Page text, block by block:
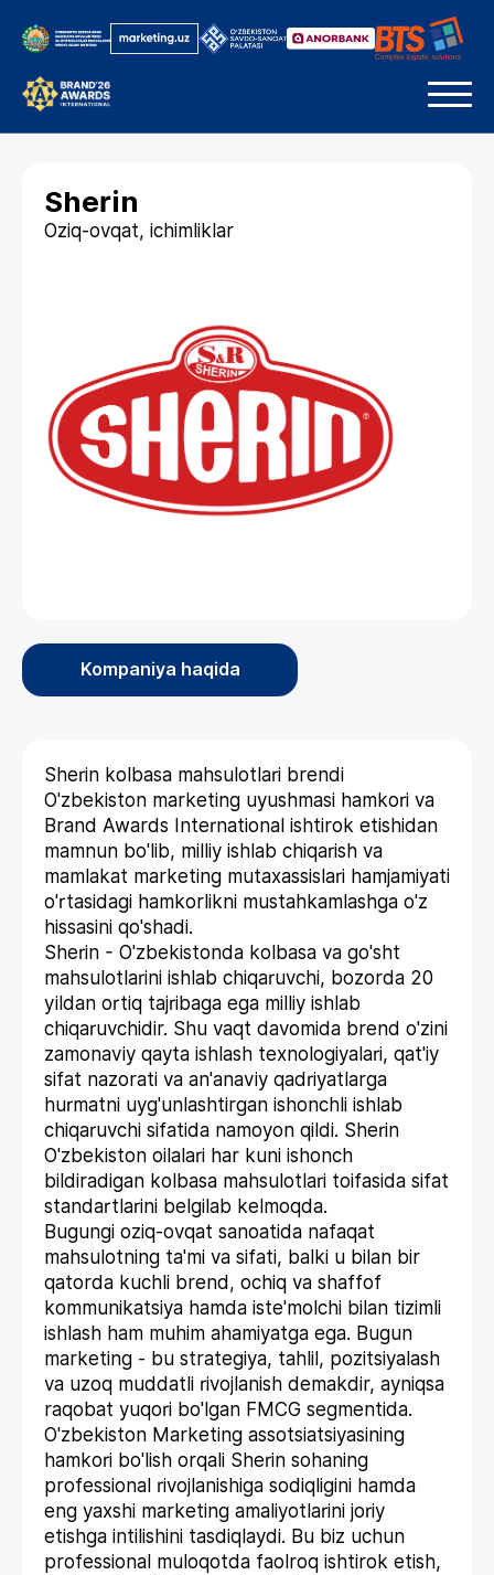
Sherin
Oziq-ovqat, ichimliklar
Kompaniya haqida
Sherin kolbasa mahsulotlari brendi
O'zbekiston marketing uyushmasi hamkori va
Brand Awards International ishtirok etishidan
mamnun bo'lib, milliy ishlab chiqarish va
mamlakat marketing mutaxassislari hamjamiyati
o'rtasidagi hamkorlikni mustahkamlashga o'z
hissasini qo'shadi.
Sherin - O'zbekistonda kolbasa va go'sht
mahsulotlarini ishlab chiqaruvchi, bozorda 20
yildan ortiq tajribaga ega milliy ishlab
chiqaruvchidir. Shu vaqt davomida brend o'zini
zamonaviy qayta ishlash texnologiyalari, qat'iy
sifat nazorati va an'anaviy qadriyatlarga
hurmatni uyg'unlashtirgan ishonchli ishlab
chiqaruvchi sifatida namoyon qildi. Sherin
O'zbekiston oilalari har kuni ishonch
bildiradigan kolbasa mahsulotlari toifasida sifat
standartlarini belgilab kelmoqda.
Bugungi oziq-ovqat sanoatida nafaqat
mahsulotning ta'mi va sifati, balki u bilan bir
qatorda kuchli brend, ochiq va shaffof
kommunikatsiya hamda iste'molchi bilan tizimli
ishlash ham muhim ahamiyatga ega. Bugun
marketing - bu strategiya, tahlil, pozitsiyalash
va uzoq muddatli rivojlanish demakdir, ayniqsa
raqobat yuqori bo'lgan FMCG segmentida.
O'zbekiston Marketing assotsiatsiyasining
hamkori bo'lish orqali Sherin sohaning
professional rivojlanishiga sodiqligini hamda
eng yaxshi marketing amaliyotlarini joriy
etishga intilishini tasdiqlaydi. Bu biz uchun
professional muloqotda faolroq ishtirok etish,